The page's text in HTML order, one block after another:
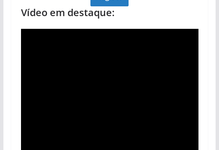
Vídeo em destaque: